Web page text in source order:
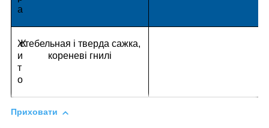
а
Ж
и
т
о
стебельная і тверда сажка,
кореневі гнилі
Приховати